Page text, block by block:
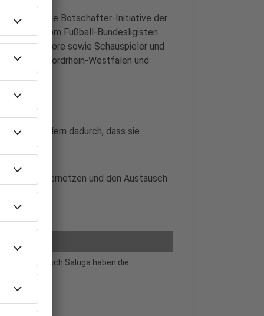
eine neue Botschafter-Initiative der
Cramer vom Fußball-Bundesligisten
Moore sowie Schauspieler und
zwischen Nordrhein-Westfalen und
sondern dadurch, dass sie
zu vernetzen und den Austausch
Woijiech Saluga haben die